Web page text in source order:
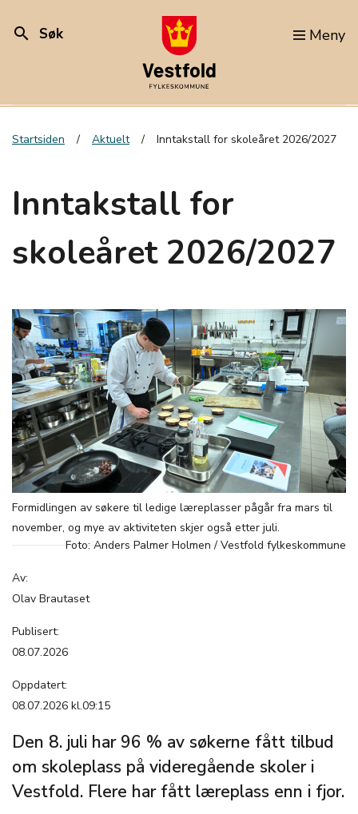
search Søk Meny
Startsiden Aktuelt Inntakstall for skoleåret 2026/2027
Inntakstall for
skoleåret 2026/2027
Formidlingen av søkere til ledige læreplasser pågår fra mars til
november, og mye av aktiviteten skjer også etter juli.
Foto: Anders Palmer Holmen / Vestfold fylkeskommune
Av:
Olav Brautaset
Publisert:
08.07.2026
Oppdatert:
08.07.2026 kl.09:15
Den 8. juli har 96 % av søkerne fått tilbud
om skoleplass på videregående skoler i
Vestfold. Flere har fått læreplass enn i fjor.